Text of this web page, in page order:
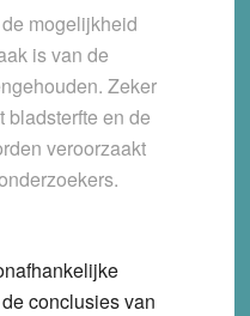
mogelijkheid
is van de
Zeker
bladsterfte en de
veroorzaakt
conclusies van